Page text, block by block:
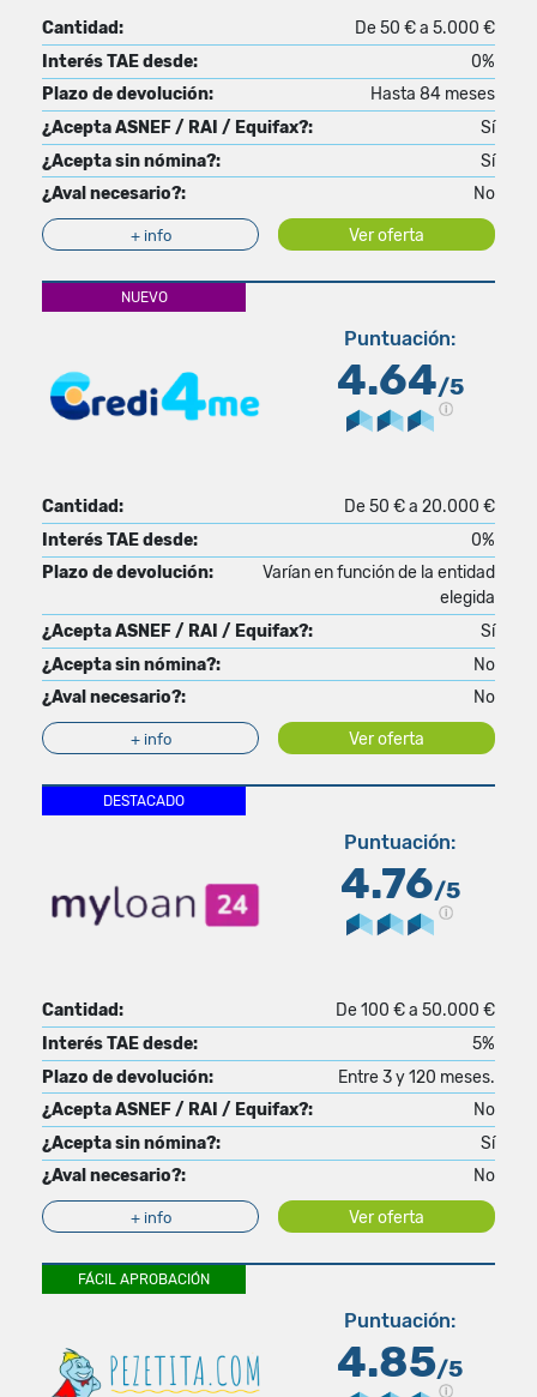
Cantidad:
De 50 € a 5.000 €
Interés TAE desde:
0%
Plazo de devolución:
Hasta 84 meses
¿Acepta ASNEF / RAI / Equifax?:
Sí
¿Acepta sin nómina?:
Sí
¿Aval necesario?:
No
+ info Ver oferta
NUEVO
Puntuación:
4.64/5
Cantidad:
De 50 € a 20.000 €
Interés TAE desde:
0%
Plazo de devolución:
Varían en función de la entidad
elegida
¿Acepta ASNEF / RAI / Equifax?:
Sí
¿Acepta sin nómina?:
No
¿Aval necesario?:
No
+ info Ver oferta
DESTACADO
Puntuación:
4.76/5
Cantidad:
De 100 € a 50.000 €
Interés TAE desde:
5%
Plazo de devolución:
Entre 3 y 120 meses.
¿Acepta ASNEF / RAI / Equifax?:
No
¿Acepta sin nómina?:
Sí
¿Aval necesario?:
No
+ info Ver oferta
FÁCIL APROBACIÓN
Puntuación:
4.85/5